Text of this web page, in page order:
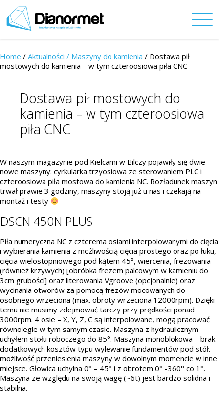
Home / Aktualności / Maszyny do kamienia / Dostawa pił
mostowych do kamienia – w tym czteroosiowa piła CNC
Dostawa pił mostowych do
kamienia – w tym czteroosiowa
piła CNC
W naszym magazynie pod Kielcami w Bilczy pojawiły się dwie
nowe maszyny: cyrkularka trzyosiowa ze sterowaniem PLC i
czteroosiowa piła mostowa do kamienia NC. Rozładunek maszyn
trwał prawie 3 godziny, maszyny stoją już u nas i czekają na
montaż i testy
DSCN 450N PLUS
Piła numeryczna NC z czterema osiami interpolowanymi do cięcia
i wybierania kamienia z możliwością cięcia prostego oraz po łuku,
cięcia wielostopniowego pod kątem 45°, wiercenia, frezowania
(również krzywych) [obróbka frezem palcowym w kamieniu do
3cm grubości] oraz literowania Vgroove (opcjonalnie) oraz
wycinania otworów za pomocą frezów mocowanych do
osobnego wrzeciona (max. obroty wrzeciona 12000rpm). Dzięki
temu nie musimy zdejmować tarczy przy prędkości ponad
3000rpm. 4 osie – X, Y, Z, C są interpolowane, mogą pracować
równolegle w tym samym czasie. Maszyna z hydraulicznym
uchyłem stołu roboczego do 85°. Maszyna monoblokowa – brak
dodatkowych kosztów typu wylewanie fundamentów pod stół,
możliwość przeniesienia maszyny w dowolnym momencie w inne
miejsce. Głowica uchylna 0° – 45° i z obrotem 0° -360° co 1°.
Maszyna ze względu na swoją wagę (~6t) jest bardzo solidna i
stabilna.